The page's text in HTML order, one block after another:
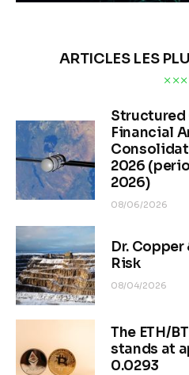
ARTICLES LES
Financial
2026
2026)
08/06/2026
Dr.
Risk
08/04/2026
The ETH/
stands at
0.0293